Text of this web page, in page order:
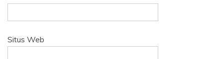
Situs Web